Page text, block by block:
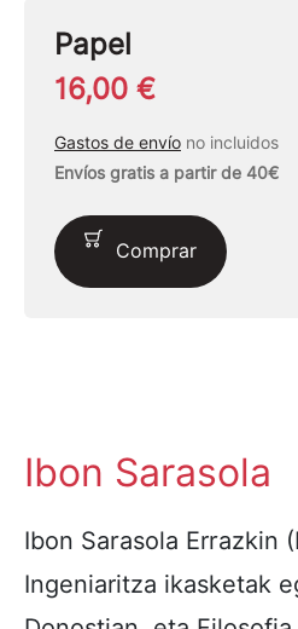
Papel
16,00 €
Gastos de envío no incluidos
Envíos gratis a partir de 40€
Comprar
Ibon Sarasola
Ibon Sarasola Errazkin
Ingeniaritza ikasketak